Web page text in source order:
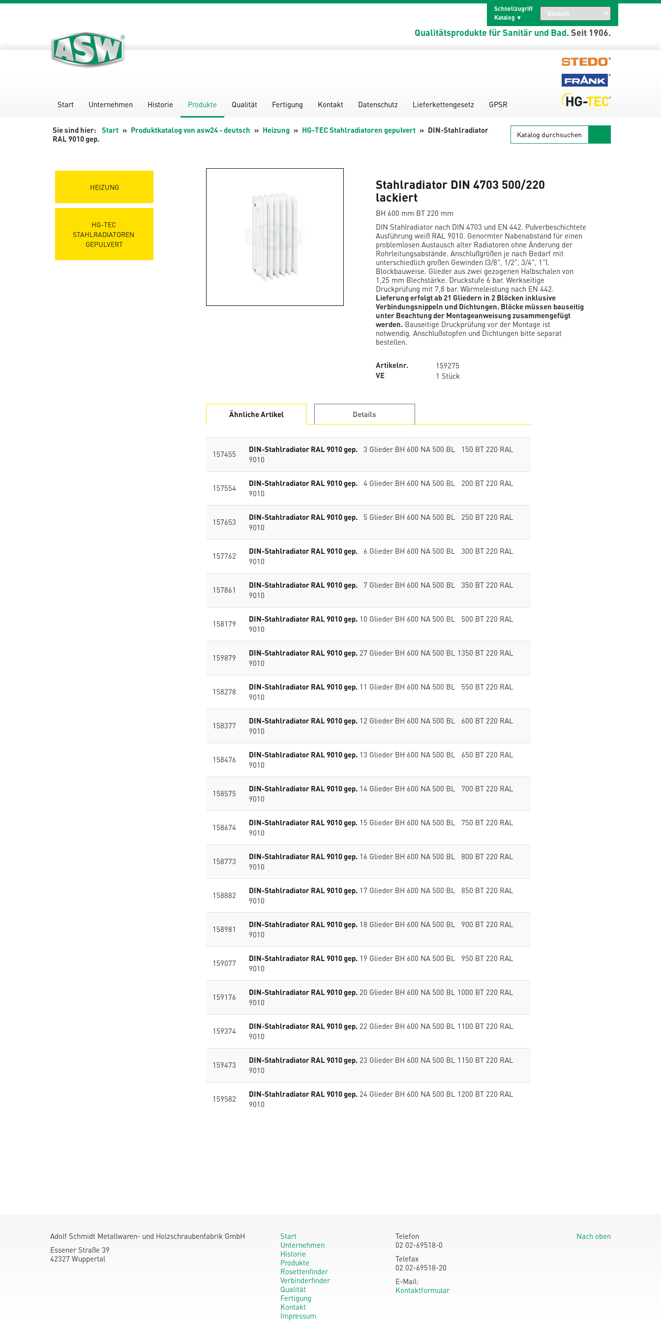
Schnellzugriff
Katalog
Qualitätsprodukte für Sanitär und Bad. Seit 1906.
Start Unternehmen Historie Produkte Qualität Fertigung Kontakt Datenschutz Lieferkettengesetz GPSR
Start Produktkatalog von asw24 - deutsch Heizung HG-TEC Stahlradiatoren gepulvert
DIN-Stahlradiator
RAL 9010 gep.
Katalog
durchsuchen
HEIZUNG
HG-TEC
STAHLRADIATOREN
GEPULVERT
Stahlradiator DIN 4703 500/220
lackiert
BH 600 mm BT 220 mm
DIN Stahlradiator nach DIN 4703 und EN 442. Pulverbeschichtete
Ausführung weiß RAL 9010. Genormter Nabenabstand für einen
problemlosen Austausch alter Radiatoren ohne Änderung der
Rohrleitungsabstände. Anschlußgrößen je nach Bedarf mit
unterschiedlich großen Gewinden (3/8", 1/2", 3/4", 1").
Blockbauweise. Glieder aus zwei gezogenen Halbschalen von
1,25 mm Blechstärke. Druckstufe 6 bar. Werkseitige
Druckprüfung mit 7,8 bar. Wärmeleistung nach EN 442.
Lieferung erfolgt ab 21 Gliedern in 2 Blöcken inklusive
Verbindungsnippeln und Dichtungen. Blöcke müssen bauseitig
unter Beachtung der Montageanweisung zusammengefügt
werden.Bauseitige Druckprüfung vor der Montage ist
notwendig. Anschlußstopfen und Dichtungen bitte separat
bestellen.
Artikelnr.
159275
VE
1 Stück
Ähnliche Artikel Details
157455 DIN-Stahlradiator RAL 9010 gep.3 Glieder BH 600 NA 500 BL 150 BT 220 RAL
9010
157554 DIN-Stahlradiator RAL 9010 gep.4 Glieder BH 600 NA 500 BL 200 BT 220 RAL
9010
157653 DIN-Stahlradiator RAL 9010 gep.5 Glieder BH 600 NA 500 BL 250 BT 220 RAL
9010
157762 DIN-Stahlradiator RAL 9010 gep.6 Glieder BH 600 NA 500 BL 300 BT 220 RAL
9010
157861 DIN-Stahlradiator RAL 9010 gep.7 Glieder BH 600 NA 500 BL 350 BT 220 RAL
9010
158179 DIN-Stahlradiator RAL 9010 gep.10 Glieder BH 600 NA 500 BL 500 BT 220 RAL
9010
159879 DIN-Stahlradiator RAL 9010 gep.27 Glieder BH 600 NA 500 BL 1350 BT 220 RAL
9010
158278 DIN-Stahlradiator RAL 9010 gep.11 Glieder BH 600 NA 500 BL 550 BT 220 RAL
9010
158377 DIN-Stahlradiator RAL 9010 gep.12 Glieder BH 600 NA 500 BL 600 BT 220 RAL
9010
158476 DIN-Stahlradiator RAL 9010 gep.13 Glieder BH 600 NA 500 BL 650 BT 220 RAL
9010
158575 DIN-Stahlradiator RAL 9010 gep.14 Glieder BH 600 NA 500 BL 700 BT 220 RAL
9010
158674 DIN-Stahlradiator RAL 9010 gep.15 Glieder BH 600 NA 500 BL 750 BT 220 RAL
9010
158773 DIN-Stahlradiator RAL 9010 gep.16 Glieder BH 600 NA 500 BL 800 BT 220 RAL
9010
158882 DIN-Stahlradiator RAL 9010 gep.17 Glieder BH 600 NA 500 BL 850 BT 220 RAL
9010
158981 DIN-Stahlradiator RAL 9010 gep.18 Glieder BH 600 NA 500 BL 900 BT 220 RAL
9010
159077 DIN-Stahlradiator RAL 9010 gep.19 Glieder BH 600 NA 500 BL 950 BT 220 RAL
9010
159176 DIN-Stahlradiator RAL 9010 gep.20 Glieder BH 600 NA 500 BL 1000 BT 220 RAL
9010
159374 DIN-Stahlradiator RAL 9010 gep.22 Glieder BH 600 NA 500 BL 1100 BT 220 RAL
9010
159473 DIN-Stahlradiator RAL 9010 gep.23 Glieder BH 600 NA 500 BL 1150 BT 220 RAL
9010
159582 DIN-Stahlradiator RAL 9010 gep.24 Glieder BH 600 NA 500 BL 1200 BT 220 RAL
9010
Adolf Schmidt Metallwaren- und Holzschraubenfabrik GmbH
Essener Straße 39
42327 Wuppertal
Start
Unternehmen
Historie
Produkte
Rosettenfinder
Verbinderfinder
Qualität
Fertigung
Kontakt
Impressum
Telefon
02 02-69518-0
Telefax
02 02-69518-20
E-Mail:
Kontaktformular
Nach oben